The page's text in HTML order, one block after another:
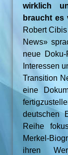
wirklich
braucht es
Robert
News»
neue
Interessen
Transition
eine
deutschen
Reihe
Merkel-
ihren